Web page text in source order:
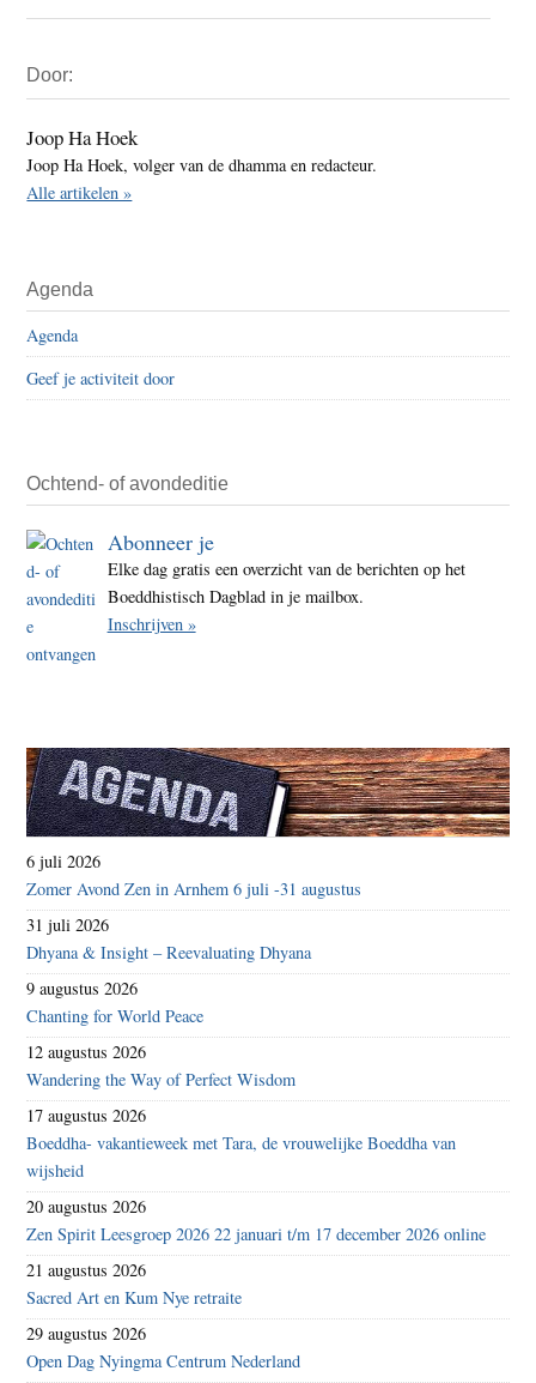
Sidebar
Door:
Joop Ha Hoek
Joop Ha Hoek, volger van de dhamma en redacteur.
Alle artikelen »
Agenda
Agenda
Geef je activiteit door
Ochtend- of avondeditie
Abonneer je
Elke dag gratis een overzicht van de berichten op het
Boeddhistisch Dagblad in je mailbox.
Inschrijven »
6 juli 2026
Zomer Avond Zen in Arnhem 6 juli -31 augustus
31 juli 2026
Dhyana & Insight – Reevaluating Dhyana
9 augustus 2026
Chanting for World Peace
12 augustus 2026
Wandering the Way of Perfect Wisdom
17 augustus 2026
Boeddha- vakantieweek met Tara, de vrouwelijke Boeddha van
wijsheid
20 augustus 2026
Zen Spirit Leesgroep 2026 22 januari t/m 17 december 2026 online
21 augustus 2026
Sacred Art en Kum Nye retraite
29 augustus 2026
Open Dag Nyingma Centrum Nederland